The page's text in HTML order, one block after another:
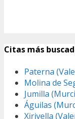
Citas más
Paterna
Molina de
Jumilla
Águilas
Xirivella